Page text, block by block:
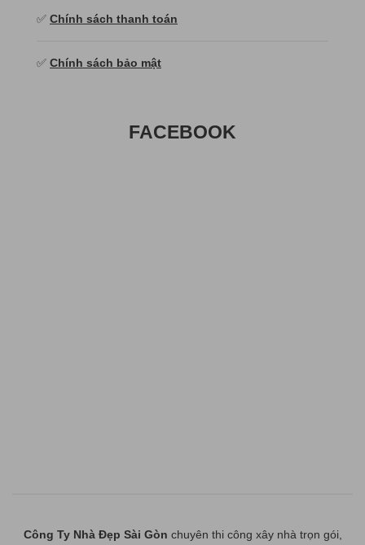
✅ Chính sách thanh toán
✅ Chính sách bảo mật
FACEBOOK
Công Ty Nhà Đẹp Sài Gòn chuyên thi công xây nhà trọn gói,